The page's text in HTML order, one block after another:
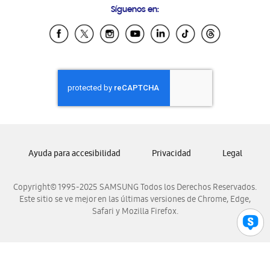
Samsung Ecuador
Samsung El Salvador
Samsung Honduras
Samsung Nicaragua
Samsung Panamá
Samsung Venezuela
Síguenos en:
Copyright© 1995-2025 SAMSUNG Todos los Derechos Reservados.
Este sitio se ve mejor en las últimas versiones de Chrome, Edge,
Safari y Mozilla Firefox.
Ayuda para accesibilidad Privacidad Legal